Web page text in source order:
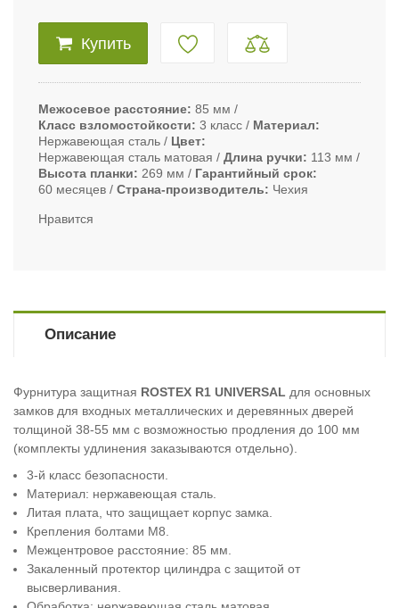
Купить
Межосевое расстояние 85 мм
Класс взломостойкости
3 класс
Материал
Нержавеющая сталь
Цвет
Нержавеющая сталь матовая
Длина ручки
113 мм
Высота планки
269 мм
Гарантийный срок
60 месяцев
Страна-производитель Чехия
Нравится
Описание
Фурнитура защитная ROSTEX R1 UNIVERSAL для основных
замков для входных металлических и деревянных дверей
толщиной 38-55 мм с возможностью продления до 100 мм
(комплекты удлинения заказываются отдельно).
3-й класс безопасности.
Материал: нержавеющая сталь.
Литая плата, что защищает корпус замка.
Крепления болтами М8.
Межцентровое расстояние: 85 мм.
Закаленный протектор цилиндра с защитой от
высверливания.